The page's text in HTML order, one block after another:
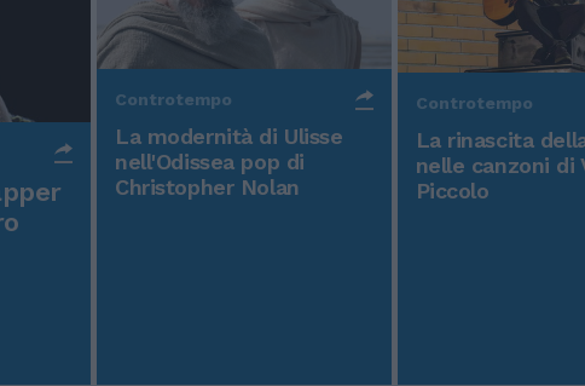
Controtempo
La modernità di Ulisse
nell'Odissea pop di
Christopher Nolan
Controtempo
La rinascita
nelle canzoni di
Piccolo